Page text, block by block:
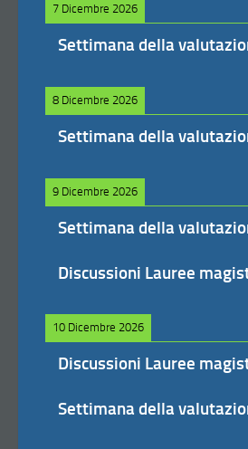
7 Dicembre 2026
Settimana della
8 Dicembre 2026
Settimana della
9 Dicembre 2026
Settimana della
Discussioni Lauree
10 Dicembre 2026
Discussioni Lauree
Settimana della